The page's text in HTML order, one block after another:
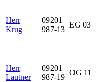
Herr
Krug
09201
987-13
EG 03
Herr
Lautner
09201
987-19
OG 11